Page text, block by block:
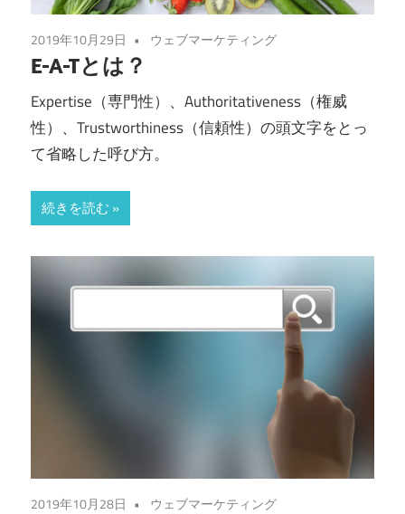
2019年10月29日 ウェブマーケティング
E-A-Tとは？
Expertise（専門性）、Authoritativeness（権威
性）、Trustworthiness（信頼性）の頭文字をとっ
て省略した呼び方。
続きを読む
2019年10月28日 ウェブマーケティング